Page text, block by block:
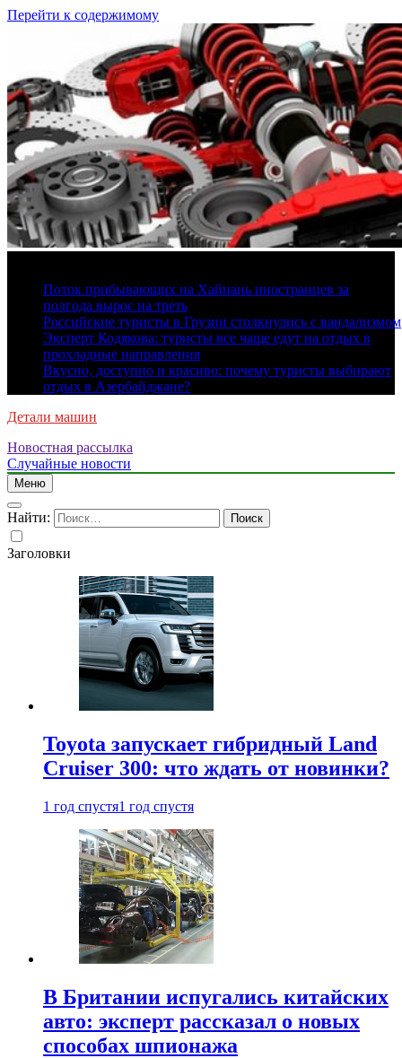
Перейти к содержимому
Поток прибывающих на Хайнань иностранцев за
полгода вырос на треть
Российские туристы в Грузии столкнулись с вандализмом
Эксперт Кодякова: туристы все чаще едут на отдых в
прохладные направления
Вкусно, доступно и красиво: почему туристы выбирают
отдых в Азербайджане?
Детали машин
Новостная рассылка
Случайные новости
Меню
Найти:
Заголовки
Toyota запускает гибридный Land
Cruiser 300: что ждать от новинки?
1 год спустя1 год спустя
В Британии испугались китайских
авто: эксперт рассказал о новых
способах шпионажа